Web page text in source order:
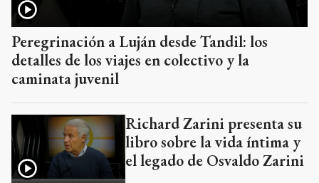
Peregrinación a Luján desde Tandil: los
detalles de los viajes en colectivo y la
caminata juvenil
Richard Zarini presenta su
libro sobre la vida íntima y
el legado de Osvaldo Zarini